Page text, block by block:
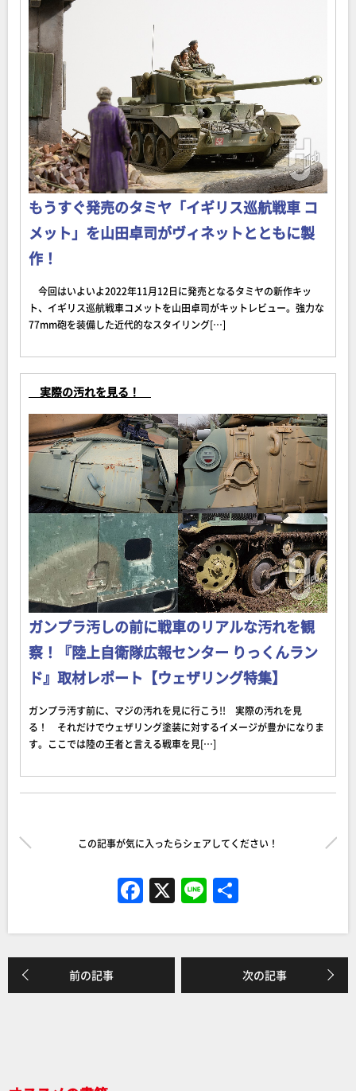
もうすぐ発売のタミヤ「イギリス巡航戦車 コ
メット」を山田卓司がヴィネットとともに製
作！
今回はいよいよ2022年11月12日に発売となるタミヤの新作キッ
ト、イギリス巡航戦車コメットを山田卓司がキットレビュー。強力な
77mm砲を装備した近代的なスタイリング[…]
実際の汚れを見る！
ガンプラ汚しの前に戦車のリアルな汚れを観
察！『陸上自衛隊広報センター りっくんラン
ド』取材レポート【ウェザリング特集】
ガンプラ汚す前に、マジの汚れを見に行こう!! 実際の汚れを見
る！ それだけでウェザリング塗装に対するイメージが豊かになりま
す。ここでは陸の王者と言える戦車を見[…]
この記事が気に入ったらシェアしてください！
F
c
e
b
X Li
e
前の記事 次の記事